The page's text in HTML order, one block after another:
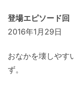
登場エピソード回
2016年1月29日
おなかを壊しやす
ず。